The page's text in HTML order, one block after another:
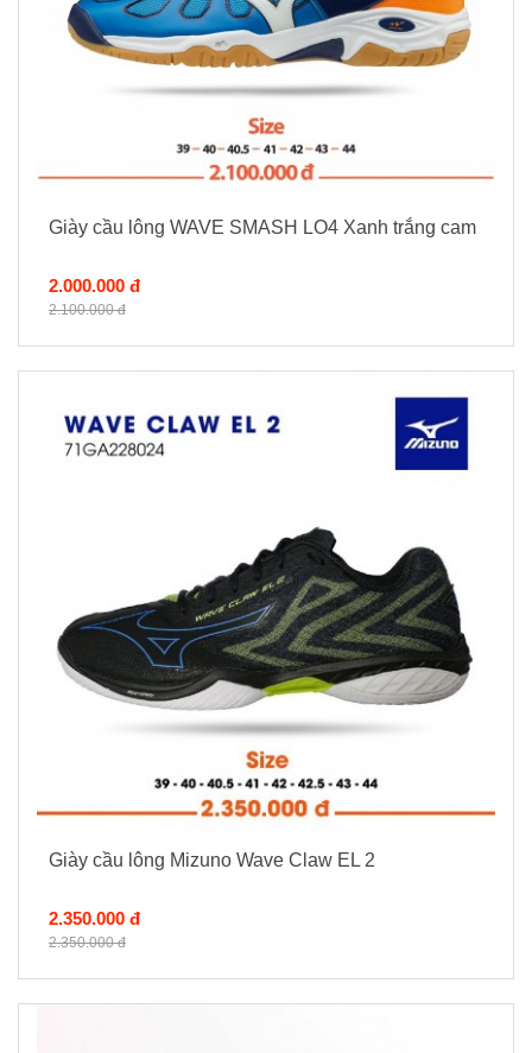
Giày cầu lông WAVE SMASH LO4 Xanh trắng cam
2.000.000 đ
2.100.000 đ
Giày cầu lông Mizuno Wave Claw EL 2
2.350.000 đ
2.350.000 đ